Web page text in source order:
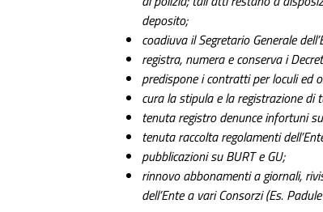
deposito;
coadiuva il Segretario Generale
registra, numera e conserva i
predispone i contratti per loculi ed
cura la stipula e la registrazione
tenuta registro denunce infortuni
tenuta raccolta regolamenti
pubblicazioni su BURT e GU;
rinnovo abbonamenti a giornali,
dell’Ente a vari Consorzi (Es.